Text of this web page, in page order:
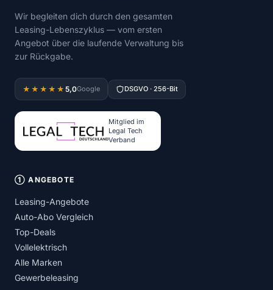
Wir begleiten dich durch den gesamten
Leasing-Lebenszyklus — vom ersten
Angebot über die laufende Verwaltung bis
zur Rückgabe.
★★★★★ 5,0Google DSGVO · 256-Bit
Mitglied im
Legal Tech
Verband
① ANGEBOTE
Leasing-Angebote
Auto-Abo Vergleich
Top-Deals
Vollelektrisch
Alle Marken
Gewerbeleasing